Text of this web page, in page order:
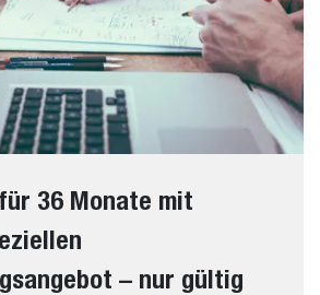
36 Monate mit
– nur gültig